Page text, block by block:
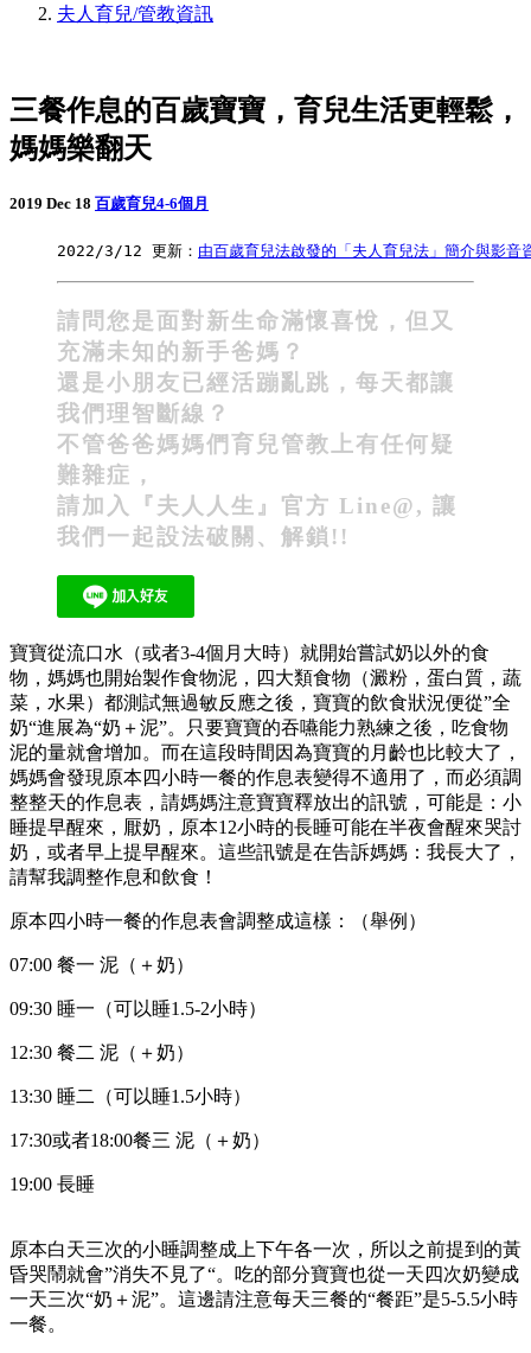
夫人育兒/管教資訊
三餐作息的百歲寶寶，育兒生活更輕鬆，
媽媽樂翻天
2019 Dec 18 百歲育兒4-6個月
2022/3/12 更新： 由百歲育兒法啟發的「夫人育兒法」簡介與影音
請問您是面對新生命滿懷喜悅，但又
充滿未知的新手爸媽？
還是小朋友已經活蹦亂跳，每天都讓
我們理智斷線？
不管爸爸媽媽們育兒管教上有任何疑
難雜症，
請加入『夫人人生』官方 Line@, 讓
我們一起設法破關、解鎖!!
寶寶從流口水（或者3-4個月大時）就開始嘗試奶以外的食
物，媽媽也開始製作食物泥，四大類食物（澱粉，蛋白質，蔬
菜，水果）都測試無過敏反應之後，寶寶的飲食狀況便從”全
奶“進展為“奶＋泥”。只要寶寶的吞嚥能力熟練之後，吃食物
泥的量就會增加。而在這段時間因為寶寶的月齡也比較大了，
媽媽會發現原本四小時一餐的作息表變得不適用了，而必須調
整整天的作息表，請媽媽注意寶寶釋放出的訊號，可能是：小
睡提早醒來，厭奶，原本12小時的長睡可能在半夜會醒來哭討
奶，或者早上提早醒來。這些訊號是在告訴媽媽：我長大了，
請幫我調整作息和飲食！
原本四小時一餐的作息表會調整成這樣：（舉例）
07:00 餐一 泥（＋奶）
09:30 睡一（可以睡1.5-2小時）
12:30 餐二 泥（＋奶）
13:30 睡二（可以睡1.5小時）
17:30或者18:00餐三 泥（＋奶）
19:00 長睡
原本白天三次的小睡調整成上下午各一次，所以之前提到的黃
昏哭鬧就會”消失不見了“。吃的部分寶寶也從一天四次奶變成
一天三次“奶＋泥”。這邊請注意每天三餐的“餐距”是5-5.5小時
一餐。